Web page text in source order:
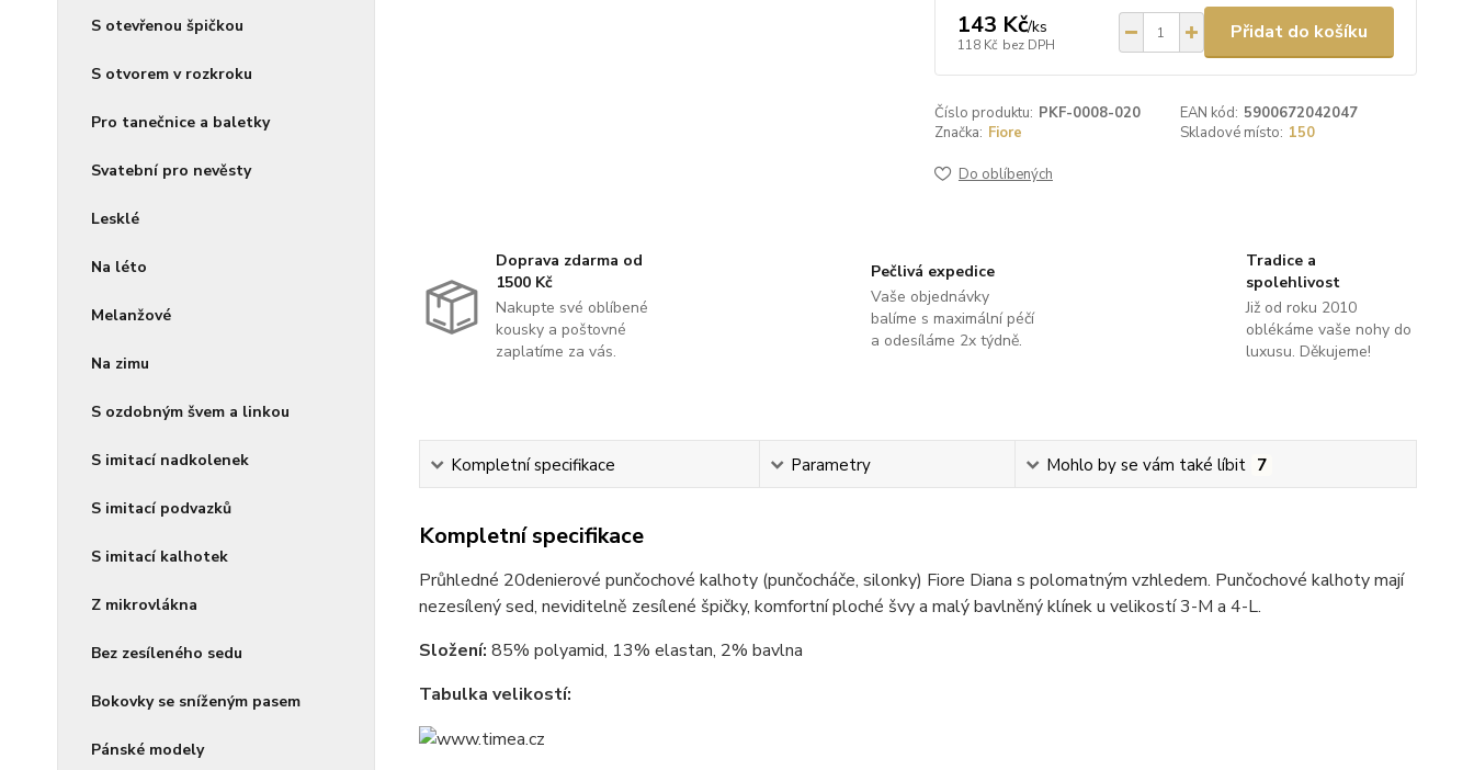
S otevřenou špičkou
S otvorem v rozkroku
Pro tanečnice a baletky
Svatební pro nevěsty
Lesklé
Na léto
Melanžové
Na zimu
S ozdobným švem a linkou
S imitací nadkolenek
S imitací podvazků
S imitací kalhotek
Z mikrovlákna
Bez zesíleného sedu
Bokovky se sníženým pasem
Pánské modely
143 Kč/ks
118 Kč bez DPH
Přidat do košíku
Číslo produktu: PKF-0008-020 EAN kód: 5900672042047
Značka: Fiore Skladové místo: 150
Do oblíbených
Doprava zdarma od
1500 Kč
Nakupte své oblíbené
kousky a poštovné
zaplatíme za vás.
Pečlivá expedice
Vaše objednávky
balíme s maximální péčí
a odesíláme 2x týdně.
Tradice a
spolehlivost
Již od roku 2010
oblékáme vaše nohy do
luxusu. Děkujeme!
Kompletní specifikace Parametry Mohlo by se vám také líbit 7
Kompletní specifikace
Průhledné 20denierové punčochové kalhoty (punčocháče, silonky) Fiore Diana s polomatným vzhledem. Punčochové kalhoty mají
nezesílený sed, neviditelně zesílené špičky, komfortní ploché švy a malý bavlněný klínek u velikostí 3-M a 4-L.
Složení: 85% polyamid, 13% elastan, 2% bavlna
Tabulka velikostí: